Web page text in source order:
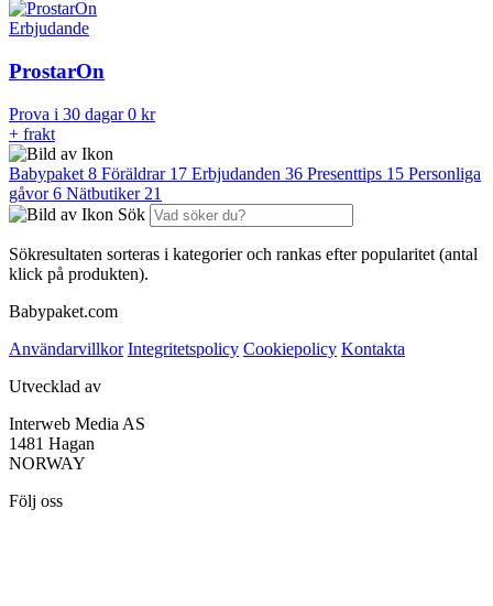
Erbjudande
ProstarOn
Prova i 30 dagar 0 kr
+ frakt
Babypaket 8 Föräldrar 17 Erbjudanden 36 Presenttips 15 Personliga
gåvor6 Nätbutiker 21
Sök
Sökresultaten sorteras i kategorier och rankas efter popularitet (antal
klick på produkten).
Babypaket.com
Användarvillkor Integritetspolicy Cookiepolicy Kontakta
Utvecklad av
Interweb Media AS
1481 Hagan
NORWAY
Följ oss